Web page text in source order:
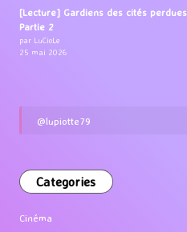
[Lecture] Gardiens des cités
Partie 2
par LuCioLe
25 mai 2026
@lupiotte79
Categories
Cinéma